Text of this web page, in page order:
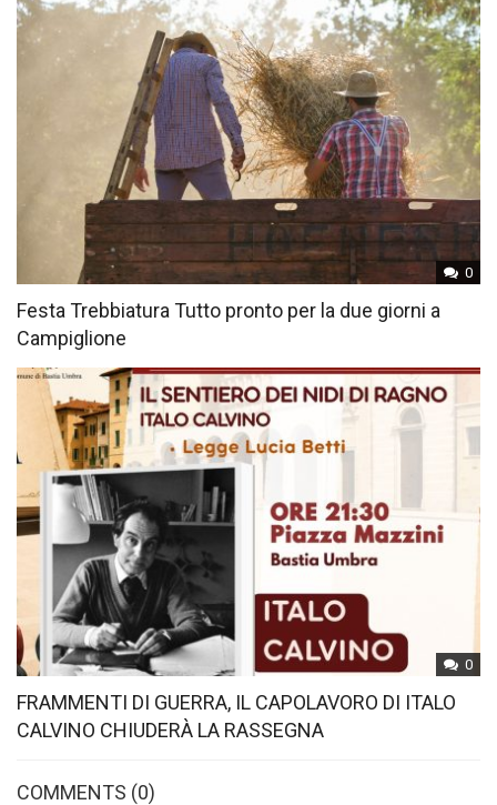
0
Festa Trebbiatura Tutto pronto per la due giorni a
Campiglione
0
FRAMMENTI DI GUERRA, IL CAPOLAVORO DI ITALO
CALVINO CHIUDERÀ LA RASSEGNA
COMMENTS (0)